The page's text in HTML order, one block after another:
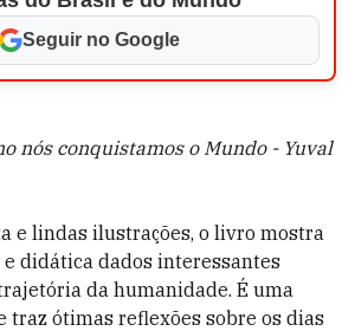
Seguir no Google
nós conquistamos o Mundo - Yuval
e lindas ilustrações, o livro mostra
didática dados interessantes
da humanidade. É uma
traz ótimas reflexões sobre os dias